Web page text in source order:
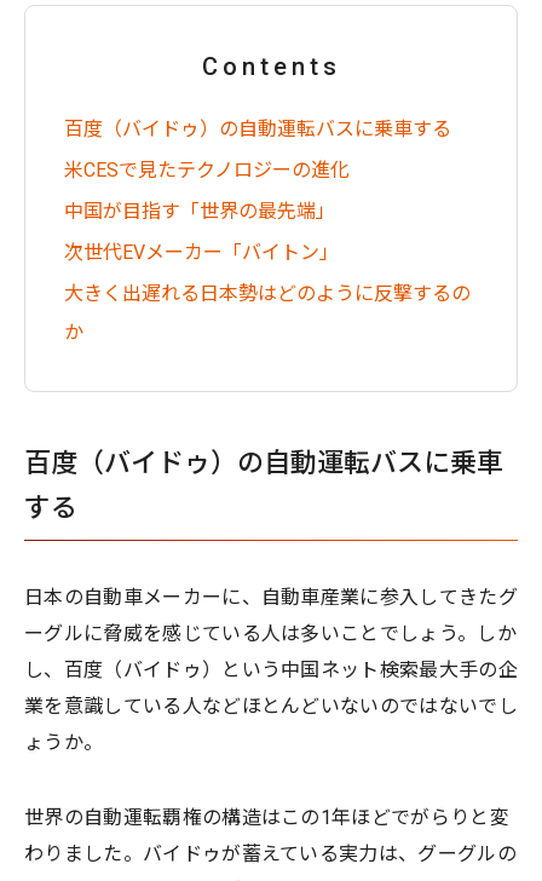
Contents
百度（バイドゥ）の自動運転バスに乗車する
米CESで見たテクノロジーの進化
中国が目指す「世界の最先端」
次世代EVメーカー「バイトン」
大きく出遅れる日本勢はどのように反撃するの
か
百度（バイドゥ）の自動運転バスに乗車
する
日本の自動車メーカーに、自動車産業に参入してきたグ
ーグルに脅威を感じている人は多いことでしょう。しか
し、百度（バイドゥ）という中国ネット検索最大手の企
業を意識している人などほとんどいないのではないでし
ょうか。
世界の自動運転覇権の構造はこの1年ほどでがらりと変
わりました。バイドゥが蓄えている実力は、グーグルの